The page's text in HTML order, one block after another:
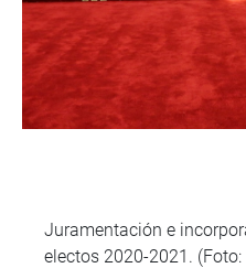
Juramentación e
electos 2020-2021.